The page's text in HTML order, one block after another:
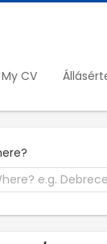
My CV